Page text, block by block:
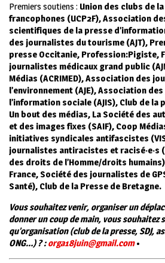
Premiers soutiens : Union des clubs de
francophones (UCP2F), Association
scientifiques de la presse
des journalistes du tourisme (AJT),
presse Occitanie, Profession:Pigiste,
journalistes médicaux grand public
Médias (ACRIMED), Association des
l’environnement (AJE), Association
l’information sociale (AJIS), Club de la
Un bout des médias, La Société des
et des images fixes (SAIF), Coop
initiatives syndicales antifascistes
journalistes antiracistes et racisé·e·s
des droits de l’Homme/droits
France, Société des journalistes de
Santé), Club de la Presse de Bretagne.
Vous souhaitez venir, organiser un
donner un coup de main, vous
qu’organisation (club de la presse, SDJ,
ONG…) ? :orga18juin@gmail.com •